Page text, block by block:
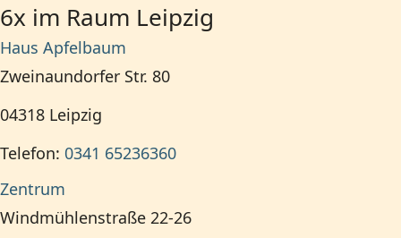
6x im Raum Leipzig
Haus Apfelbaum
Zweinaundorfer Str. 80
04318 Leipzig
Telefon: 0341 65236360
Zentrum
Windmühlenstraße 22-26